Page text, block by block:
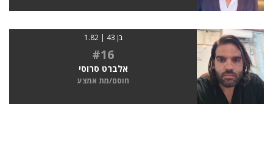
בן 43 | 1.82
#16
אלברט סרוסי
חוסם/מת אמצע